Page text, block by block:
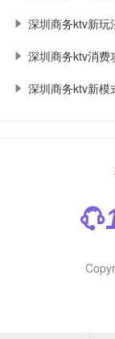
深圳商务ktv新玩
深圳商务ktv消费
深圳商务ktv新模